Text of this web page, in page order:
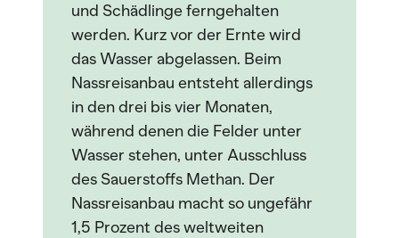
und Schädlinge ferngehalten
werden. Kurz vor der Ernte wird
das Wasser abgelassen. Beim
Nassreisanbau entsteht allerdings
in den drei bis vier Monaten,
während denen die Felder unter
Wasser stehen, unter Ausschluss
des Sauerstoffs Methan. Der
Nassreisanbau macht so ungefähr
1,5 Prozent des weltweiten